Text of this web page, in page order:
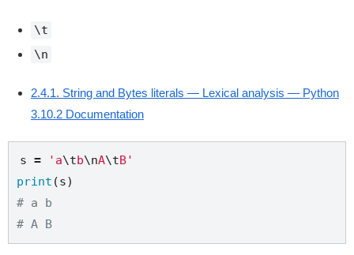
\t
\n
2.4.1. String and Bytes literals — Lexical analysis — Python
3.10.2 Documentation
s = 'a\tb\nA\tB'
print
# a b
# A B